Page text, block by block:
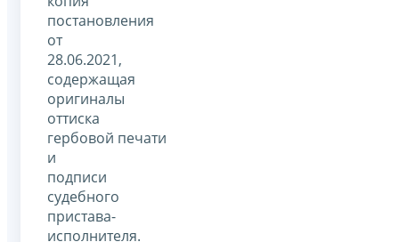
постановления
от
28.06.2021,
содержащая
оригиналы
оттиска
гербовой печати
и
подписи
судебного
пристава-
исполнителя.